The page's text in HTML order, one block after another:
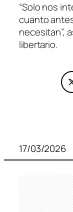
“Solo nos
cuanto
necesitan”,
libertario.
17/03/2026